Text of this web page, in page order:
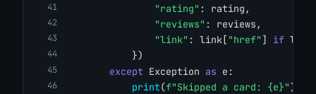
"rating" : rating,
"reviews" : reviews,
"link" : link[ "href" ] if
            })
except Exception as e:
print(f"Skipped a card: {e}")